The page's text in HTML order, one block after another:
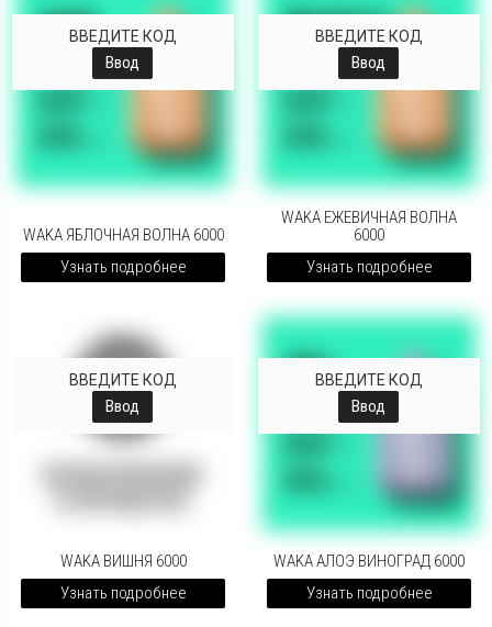
ВВЕДИТЕ КОД
Ввод
WAKA ЯБЛОЧНАЯ ВОЛНА 6000
Узнать подробнее
ВВЕДИТЕ КОД
Ввод
WAKA ЕЖЕВИЧНАЯ ВОЛНА
6000
Узнать подробнее
ВВЕДИТЕ КОД
Ввод
WAKA ВИШНЯ 6000
Узнать подробнее
ВВЕДИТЕ КОД
Ввод
WAKA АЛОЭ ВИНОГРАД 6000
Узнать подробнее